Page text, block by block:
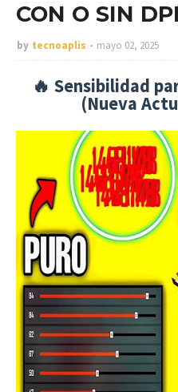
CON O SIN
by tecnoaplis mayo 02, 2025
🔥 Sensibilidad
(Nueva